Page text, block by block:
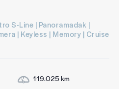
S-Line | Panoramadak |
| Keyless | Memory | Cruise
119.025 km